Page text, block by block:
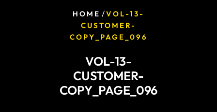
HOME /VOL-13-
CUSTOMER-
COPY_PAGE_096
VOL-13-
CUSTOMER-
COPY_PAGE_096